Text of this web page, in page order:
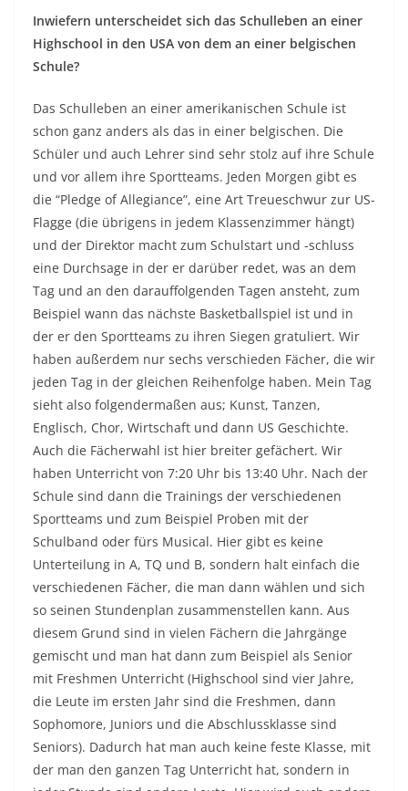
Inwiefern unterscheidet sich das Schulleben an einer
Highschool in den USA von dem an einer belgischen
Schule?
Das Schulleben an einer amerikanischen Schule ist
schon ganz anders als das in einer belgischen. Die
Schüler und auch Lehrer sind sehr stolz auf ihre Schule
und vor allem ihre Sportteams. Jeden Morgen gibt es
die “Pledge of Allegiance”, eine Art Treueschwur zur US-
Flagge (die übrigens in jedem Klassenzimmer hängt)
und der Direktor macht zum Schulstart und -schluss
eine Durchsage in der er darüber redet, was an dem
Tag und an den darauffolgenden Tagen ansteht, zum
Beispiel wann das nächste Basketballspiel ist und in
der er den Sportteams zu ihren Siegen gratuliert. Wir
haben außerdem nur sechs verschieden Fächer, die wir
jeden Tag in der gleichen Reihenfolge haben. Mein Tag
sieht also folgendermaßen aus; Kunst, Tanzen,
Englisch, Chor, Wirtschaft und dann US Geschichte.
Auch die Fächerwahl ist hier breiter gefächert. Wir
haben Unterricht von 7:20 Uhr bis 13:40 Uhr. Nach der
Schule sind dann die Trainings der verschiedenen
Sportteams und zum Beispiel Proben mit der
Schulband oder fürs Musical. Hier gibt es keine
Unterteilung in A, TQ und B, sondern halt einfach die
verschiedenen Fächer, die man dann wählen und sich
so seinen Stundenplan zusammenstellen kann. Aus
diesem Grund sind in vielen Fächern die Jahrgänge
gemischt und man hat dann zum Beispiel als Senior
mit Freshmen Unterricht (Highschool sind vier Jahre,
die Leute im ersten Jahr sind die Freshmen, dann
Sophomore, Juniors und die Abschlussklasse sind
Seniors). Dadurch hat man auch keine feste Klasse, mit
der man den ganzen Tag Unterricht hat, sondern in